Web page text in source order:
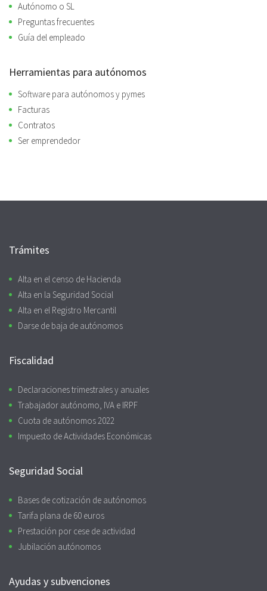
Autónomo o SL
Preguntas frecuentes
Guía del empleado
Herramientas para autónomos
Software para autónomos y pymes
Facturas
Contratos
Ser emprendedor
Trámites
Alta en el censo de Hacienda
Alta en la Seguridad Social
Alta en el Registro Mercantil
Darse de baja de autónomos
Fiscalidad
Declaraciones trimestrales y anuales
Trabajador autónomo, IVA e IRPF
Cuota de autónomos 2022
Impuesto de Actividades Económicas
Seguridad Social
Bases de cotización de autónomos
Tarifa plana de 60 euros
Prestación por cese de actividad
Jubilación autónomos
Ayudas y subvenciones